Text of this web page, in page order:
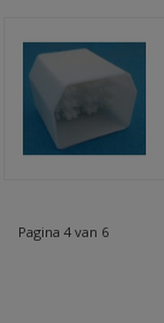
Pagina 4 van 6